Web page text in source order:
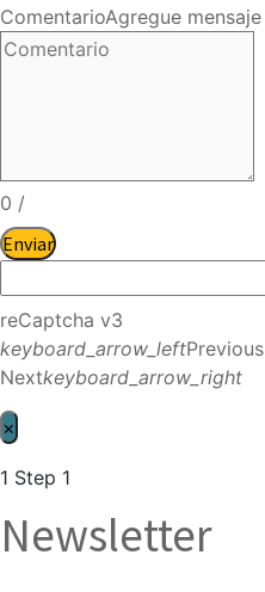
ComentarioAgregue mensaje
0 /
Enviar
reCaptcha v3
keyboard_arrow_leftPrevious
Nextkeyboard_arrow_right
×
1 Step 1
Newsletter